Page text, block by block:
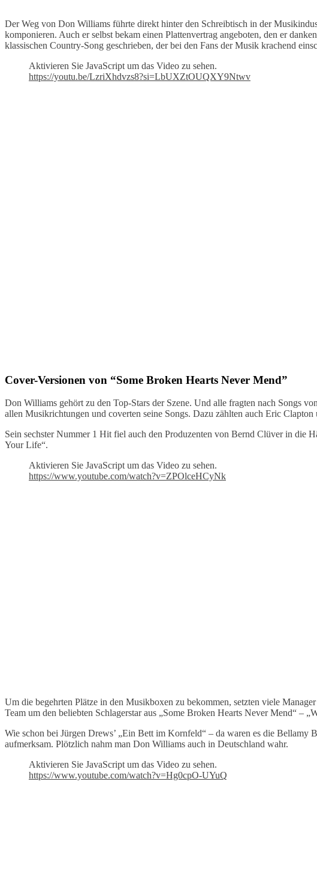
Der Weg von Don Williams führte direkt hinter den Schreibtisch in der
komponieren. Auch er selbst bekam einen Plattenvertrag angeboten, den er
klassischen Country-Song geschrieben, der bei den Fans der Musik krachend
Aktivieren Sie JavaScript um das Video zu sehen.
https://youtu.be/LzriXhdvzs8?si=LbUXZtOUQXY9Ntwv
Cover-Versionen von “Some Broken Hearts Never Mend”
Don Williams gehört zu den Top-Stars der Szene. Und alle fragten nach Songs
allen Musikrichtungen und coverten seine Songs. Dazu zählten auch Eric Clapton
Sein sechster Nummer 1 Hit fiel auch den Produzenten von Bernd Clüver in die
Your Life“.
Aktivieren Sie JavaScript um das Video zu sehen.
https://www.youtube.com/watch?v=ZPOlceHCyNk
Um die begehrten Plätze in den Musikboxen zu bekommen, setzten viele
Team um den beliebten Schlagerstar aus „Some Broken Hearts Never Mend“ –
Wie schon bei Jürgen Drews’ „Ein Bett im Kornfeld“ – da waren es die
aufmerksam. Plötzlich nahm man Don Williams auch in Deutschland wahr.
Aktivieren Sie JavaScript um das Video zu sehen.
https://www.youtube.com/watch?v=Hg0cpO-UYuQ